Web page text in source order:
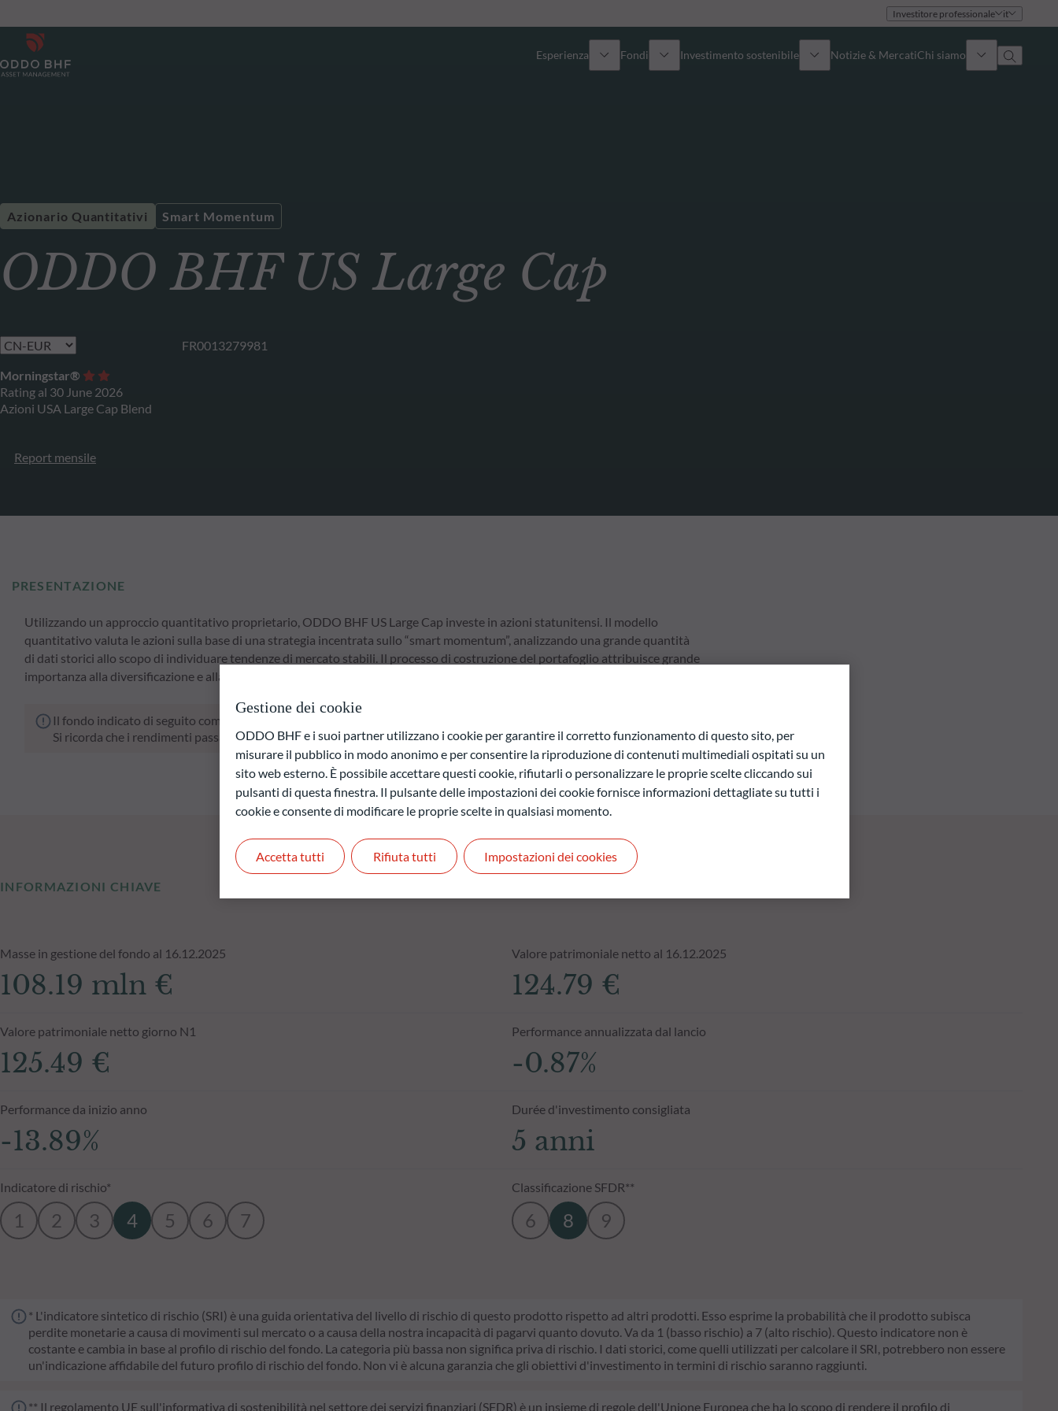
Investitore professionale it
Esperienza
Multi-Asset
Private Assets
Fondi Investimento sostenibile Notizie & MercatiChi siamo
ODDO BHF US Large Cap
Azionario Quantitativi Smart Momentum
FR0013279981
Morningstar®
Rating al 30 June 2026
Azioni USA Large Cap Blend
Report mensile
PRESENTAZIONE
Utilizzando un approccio quantitativo proprietario, ODDO BHF US Large Cap investe in azioni statunitensi. Il modello
quantitativo valuta le azioni sulla base di una strategia incentrata sullo “smart momentum”, analizzando una grande quantità
di dati storici allo scopo di individuare tendenze di mercato stabili. Il processo di costruzione del portafoglio attribuisce grande
importanza alla diversificazione e alla gestione dei rischi, applicando diversi vincoli di ottimizzazione.
Il fondo indicato di seguito comporta un rischio di perdita di capitale.
Si ricorda che i rendimenti passati non sono indicativi di quelli futuri e possono variare nel tempo.
INFORMAZIONI CHIAVE
Masse in gestione del fondo al 16.12.2025
108.19 mln €
Valore patrimoniale netto al 16.12.2025
124.79 €
Valore patrimoniale netto giorno N1
125.49 €
Performance annualizzata dal lancio
-0.87%
Performance da inizio anno
-13.89%
Durée d'investimento consigliata
5 anni
Indicatore di rischio*
1 2 3 4 5 6 7
Classificazione SFDR**
6 8 9
* L'indicatore sintetico di rischio (SRI) è una guida orientativa del livello di rischio di questo prodotto rispetto ad altri prodotti. Esso esprime la probabilità che il prodotto subisca
perdite monetarie a causa di movimenti sul mercato o a causa della nostra incapacità di pagarvi quanto dovuto. Va da 1 (basso rischio) a 7 (alto rischio). Questo indicatore non è
costante e cambia in base al profilo di rischio del fondo. La categoria più bassa non significa priva di rischio. I dati storici, come quelli utilizzati per calcolare il SRI, potrebbero non essere
un'indicazione affidabile del futuro profilo di rischio del fondo. Non vi è alcuna garanzia che gli obiettivi d'investimento in termini di rischio saranno raggiunti.
** Il regolamento UE sull'informativa di sostenibilità nel settore dei servizi finanziari (SFDR) è un insieme di regole dell'Unione Europea che ha lo scopo di rendere il profilo di
Gestione dei cookie
ODDO BHF e i suoi partner utilizzano i cookie per garantire il corretto funzionamento di questo sito, per
misurare il pubblico in modo anonimo e per consentire la riproduzione di contenuti multimediali ospitati su un
sito web esterno. È possibile accettare questi cookie, rifiutarli o personalizzare le proprie scelte cliccando sui
pulsanti di questa finestra. Il pulsante delle impostazioni dei cookie fornisce informazioni dettagliate su tutti i
cookie e consente di modificare le proprie scelte in qualsiasi momento.
Rifiuta tutti
Accetta tutti Impostazioni dei cookies